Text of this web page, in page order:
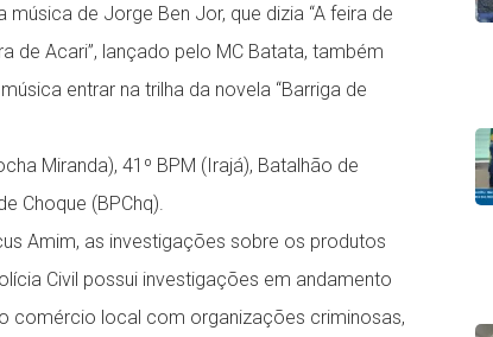
de Jorge Ben Jor, que dizia “A feira de
de Acari”, lançado pelo MC Batata, também
entrar na trilha da novela “Barriga de
Miranda), 41º BPM (Irajá), Batalhão de
Choque (BPChq).
Amim, as investigações sobre os produtos
Civil possui investigações em andamento
comércio local com organizações criminosas,